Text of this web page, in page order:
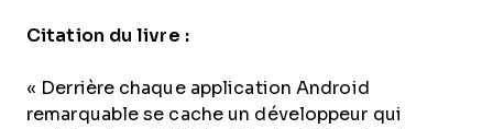
Citation du livre :
« Derrière chaque application Android
remarquable se cache un développeur qui